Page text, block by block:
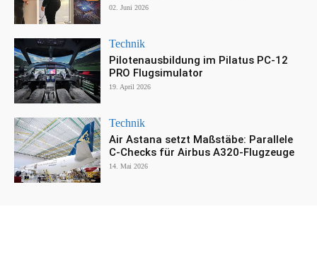
02. Juni 2026
Technik
Pilotenausbildung im Pilatus PC-12
PRO Flugsimulator
19. April 2026
Technik
Air Astana setzt Maßstäbe: Parallele
C-Checks für Airbus A320-Flugzeuge
14. Mai 2026